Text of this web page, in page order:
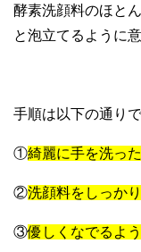
酵素洗顔料のほと
と泡立てるように
手順は以下の通りで
①綺麗に手を洗っ
②洗顔料をしっか
③優しくなでるよ